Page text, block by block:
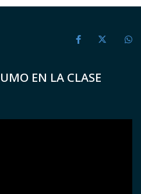
EN LA CLASE